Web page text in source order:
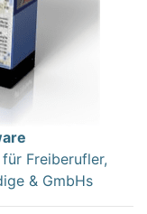
Freiberufler,
& GmbHs